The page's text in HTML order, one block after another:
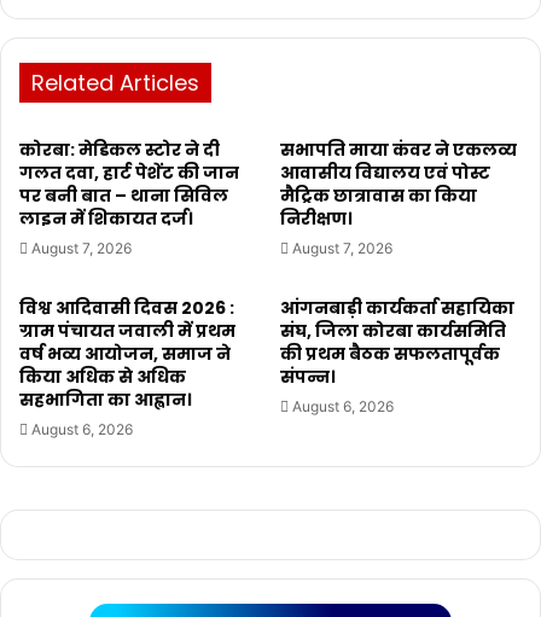
Related Articles
कोरबा: मेडिकल स्टोर ने दी
गलत दवा, हार्ट पेशेंट की जान
पर बनी बात – थाना सिविल
लाइन में शिकायत दर्ज।
August 7, 2026
सभापति माया कंवर ने एकलव्य
आवासीय विद्यालय एवं पोस्ट
मैट्रिक छात्रावास का किया
निरीक्षण।
August 7, 2026
विश्व आदिवासी दिवस 2026 :
ग्राम पंचायत जवाली में प्रथम
वर्ष भव्य आयोजन, समाज ने
किया अधिक से अधिक
सहभागिता का आह्वान।
August 6, 2026
आंगनबाड़ी कार्यकर्ता सहायिका
संघ, जिला कोरबा कार्यसमिति
की प्रथम बैठक सफलतापूर्वक
संपन्न।
August 6, 2026